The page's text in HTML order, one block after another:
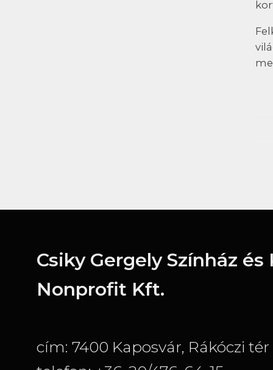
Csiky Gergely Színház
Nonprofit Kft.
cím: 7400 Kaposvár, Rákóczi tér